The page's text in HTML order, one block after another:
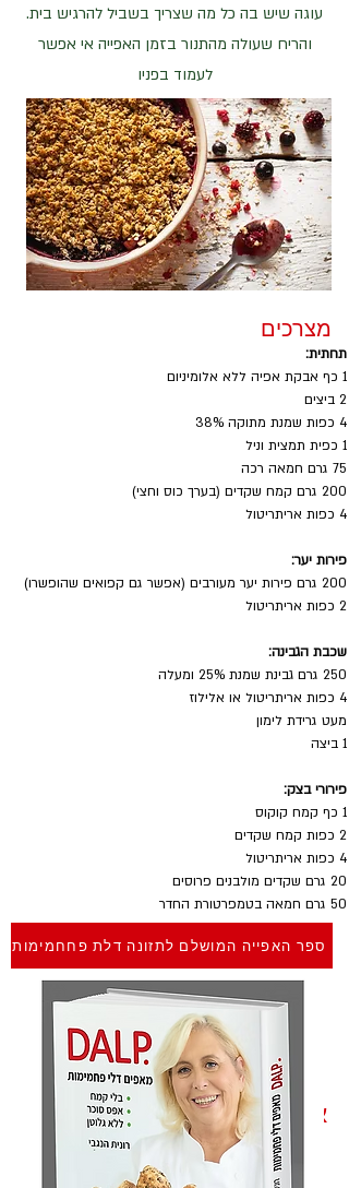
עוגה שיש בה כל מה שצריך בשביל להרגיש בית.
והריח שעולה מהתנור בזמן האפייה אי אפשר
לעמוד בפניו
מצרכים
תחתית:
1 כף אבקת אפיה ללא אלומיניום
2 ביצים
4 כפות שמנת מתוקה 38%
1 כפית תמצית וניל
75 גרם חמאה רכה
200 גרם קמח שקדים (בערך כוס וחצי)
4 כפות אריתריטול
פירות יער:
200 גרם פירות יער מעורבים (אפשר גם קפואים שהופשרו)
2 כפות אריתריטול
שכבת הגבינה:
250 גרם גבינת שמנת 25% ומעלה
4 כפות אריתריטול או אלילוז
מעט גרידת לימון
1 ביצה
פירורי בצק:
1 כף קמח קוקוס
2 כפות קמח שקדים
4 כפות אריתריטול
20 גרם שקדים מולבנים פרוסים
50 גרם חמאה בטמפרטורת החדר
ספר האפייה המושלם לתזונה דלת פחחמימות
אופן ההכנה